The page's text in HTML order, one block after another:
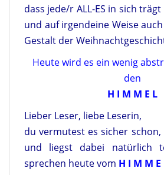
dass jede/r ALL-ES in sich trägt
und auf irgendeine Weise
Gestalt der
Heute wird es ein wenig
den
H I M M E L
Lieber Leser, liebe Leserin,
du vermutest es sicher
und liegst dabei natürlich
sprechen heute vom H I M M